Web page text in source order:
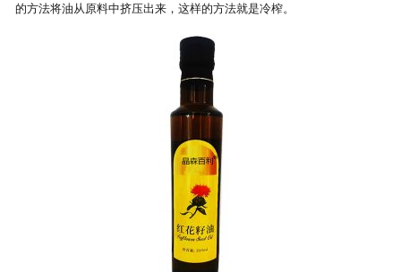
的方法将油从原料中挤压出来，这样的方法就是冷榨。